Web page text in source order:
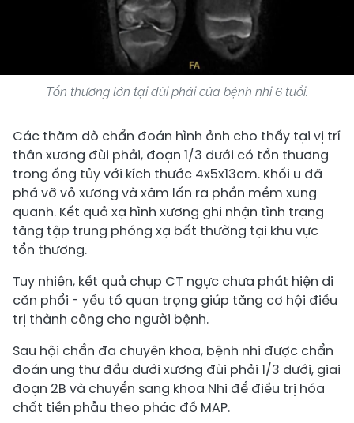
Tổn thương lớn tại đùi phải của bệnh nhi 6 tuổi.
Các thăm dò chẩn đoán hình ảnh cho thấy tại vị trí
thân xương đùi phải, đoạn 1/3 dưới có tổn thương
trong ống tủy với kích thước 4x5x13cm. Khối u đã
phá vỡ vỏ xương và xâm lấn ra phần mềm xung
quanh. Kết quả xạ hình xương ghi nhận tình trạng
tăng tập trung phóng xạ bất thường tại khu vực
tổn thương.
Tuy nhiên, kết quả chụp CT ngực chưa phát hiện di
căn phổi - yếu tố quan trọng giúp tăng cơ hội điều
trị thành công cho người bệnh.
Sau hội chẩn đa chuyên khoa, bệnh nhi được chẩn
đoán ung thư đầu dưới xương đùi phải 1/3 dưới, giai
đoạn 2B và chuyển sang khoa Nhi để điều trị hóa
chất tiền phẫu theo phác đồ MAP.